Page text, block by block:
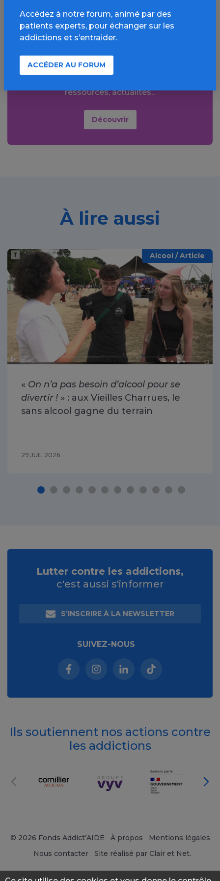
Aller plus loin sur
Informations, parcours d’évaluations,
ressources, actualités...
Découvrir
À lire aussi
Alcool / Article
« On n’a pas besoin d’alcool pour se
divertir ! » : aux Vieilles Charrues, le
sans alcool gagne du terrain
29 JUIL 2026
Accédez à notre forum, animé par des
patients experts, pour échanger sur les
addictions et s’entraider.
ACCÉDER AU FORUM
Lutter contre les addictions,
c'est aussi s'informer
S’INSCRIRE À LA NEWSLETTER
SUIVEZ-NOUS
Facebook (nouvelle fenêtre)
Instagram (nouvelle fenêtre)
Linkedin (nouvelle
Tiktok (nouvelle
Ils soutiennent nos actions contre
les addictions
© 2026 Fonds Addict’AIDE À propos
Mentions légales
Nous contacter
Site réalisé par Clair et Net.